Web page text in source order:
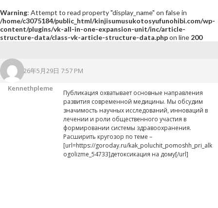
Warning: Attempt to read property "display_name" on false in
/home/c3075184/public_html/kinjisumusukotosyufunohibi.com/wp-
content/plugins/vk-all-in-one-expansion-unit/inc/article-
structure-data/class-vk-article-structure-data.phpon line 200
2026年5月29日 7:57 PM
Kennethpleme
Публикация охватывает основные направления
развития современной медицины. Мы обсудим
значимость научных исследований, инноваций в
лечении и роли общественного участия в
формировании системы здравоохранения.
Расширить кругозор по теме –
[url=https://goroday.ru/kak_poluchit_pomoshh_pri_alk
ogolizme_54733]детоксикация на дому[/url]